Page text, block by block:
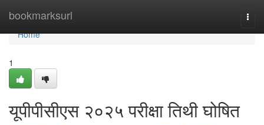
bookmarksurl
Home
Home
1
यूपीपीसीएस २०२५ परीक्षा तिथी घोषित